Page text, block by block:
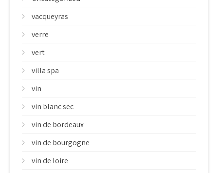
vacqueyras
verre
vert
villa spa
vin
vin blanc sec
vin de bordeaux
vin de bourgogne
vin de loire